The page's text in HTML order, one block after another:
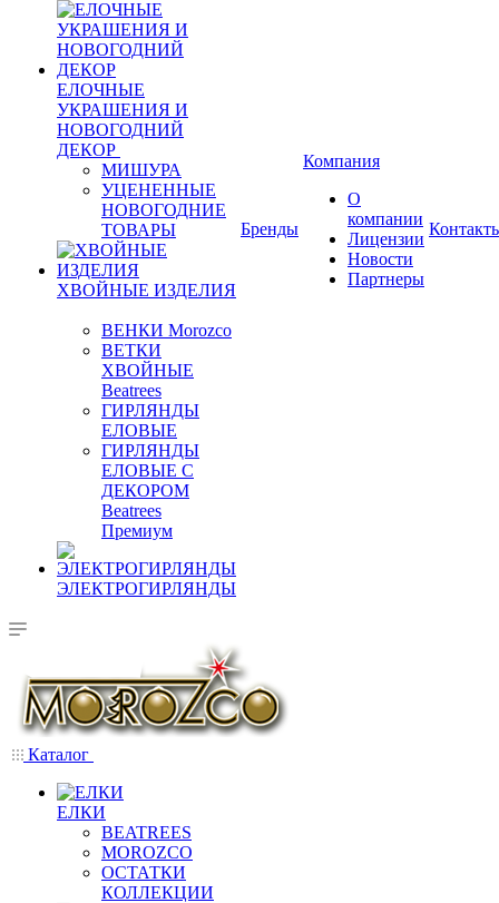
ЕЛОЧНЫЕ
УКРАШЕНИЯ И
НОВОГОДНИЙ
ДЕКОР
МИШУРА
УЦЕНЕННЫЕ
НОВОГОДНИЕ
ТОВАРЫ
ХВОЙНЫЕ ИЗДЕЛИЯ
ВЕНКИ Morozco
ВЕТКИ
ХВОЙНЫЕ
Beatrees
ГИРЛЯНДЫ
ЕЛОВЫЕ
ГИРЛЯНДЫ
ЕЛОВЫЕ С
ДЕКОРОМ
Beatrees
Премиум
ЭЛЕКТРОГИРЛЯНДЫ
Бренды
Компания
О
компании
Лицензии
Новости
Партнеры
Каталог
ЕЛКИ
BEATREES
MOROZCO
ОСТАТКИ
КОЛЛЕКЦИИ